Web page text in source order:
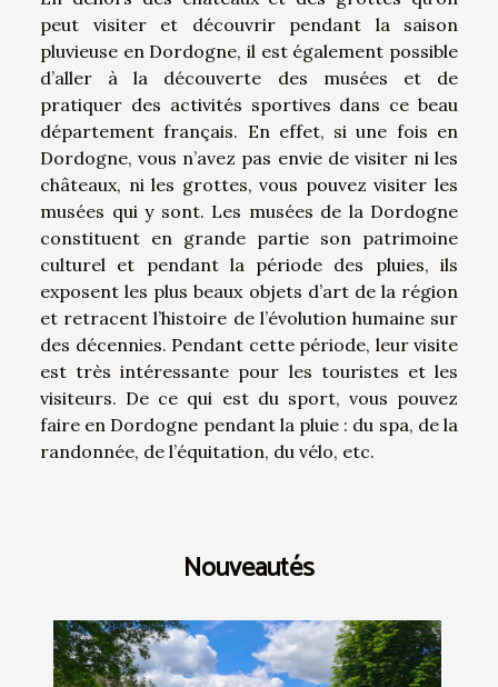
peut visiter et découvrir pendant la saison
pluvieuse en Dordogne, il est également possible
d’aller à la découverte des musées et de
pratiquer des activités sportives dans ce beau
département français. En effet, si une fois en
Dordogne, vous n’avez pas envie de visiter ni les
châteaux, ni les grottes, vous pouvez visiter les
musées qui y sont. Les musées de la Dordogne
constituent en grande partie son patrimoine
culturel et pendant la période des pluies, ils
exposent les plus beaux objets d’art de la région
et retracent l’histoire de l’évolution humaine sur
des décennies. Pendant cette période, leur visite
est très intéressante pour les touristes et les
visiteurs. De ce qui est du sport, vous pouvez
faire en Dordogne pendant la pluie : du spa, de la
randonnée, de l’équitation, du vélo, etc.
Nouveautés